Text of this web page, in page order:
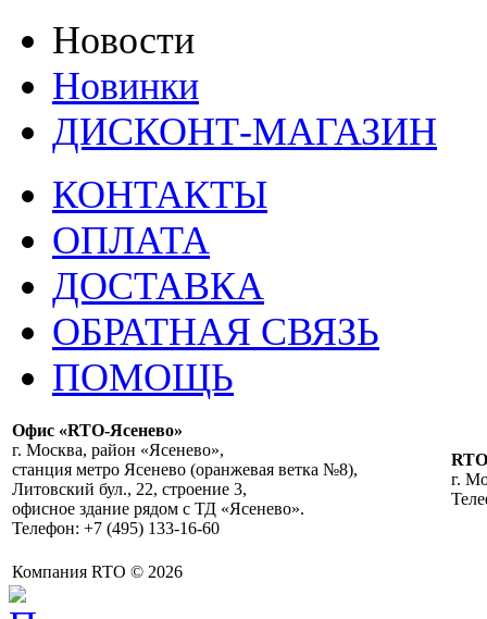
Новости
Новинки
ДИСКОНТ-МАГАЗИН
КОНТАКТЫ
ОПЛАТА
ДОСТАВКА
ОБРАТНАЯ СВЯЗЬ
ПОМОЩЬ
Офис «RTO-Ясенево»
г. Москва, район «Ясенево»,
станция метро Ясенево (оранжевая ветка №8),
Литовский бул., 22, строение 3,
офисное здание рядом с ТД «Ясенево».
Телефон: +7 (495) 133-16-60
г.
Компания RTO © 2026